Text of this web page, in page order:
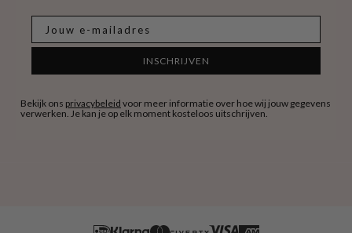
INSCHRIJVEN
Bekijk ons privacybeleid voor meer informatie over hoe wij jouw gegevens
verwerken. Je kan je op elk moment kosteloos uitschrijven.